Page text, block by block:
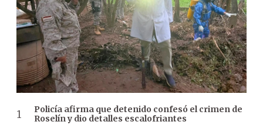
Policía afirma que detenido confesó el crimen de
Roselín y dio detalles escalofriantes